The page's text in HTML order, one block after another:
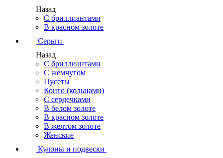
Назад
С бриллиантами
В красном золоте
Серьги
Назад
С бриллиантами
С жемчугом
Пусеты
Конго (кольцами)
С сердечками
В белом золоте
В красном золоте
В желтом золоте
Женские
Кулоны и подвески